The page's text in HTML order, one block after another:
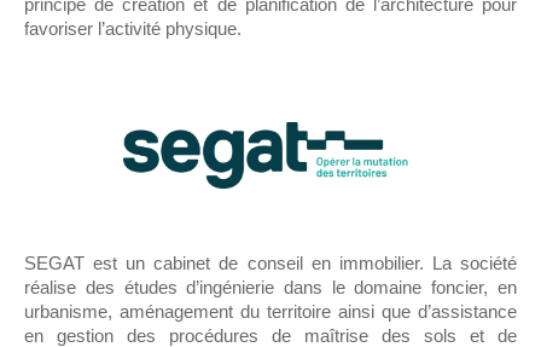
principe de création et de planification de l’architecture pour
favoriser l’activité physique.
SEGAT est un cabinet de conseil en immobilier. La société
réalise des études d’ingénierie dans le domaine foncier, en
urbanisme, aménagement du territoire ainsi que d’assistance
en gestion des procédures de maîtrise des sols et de